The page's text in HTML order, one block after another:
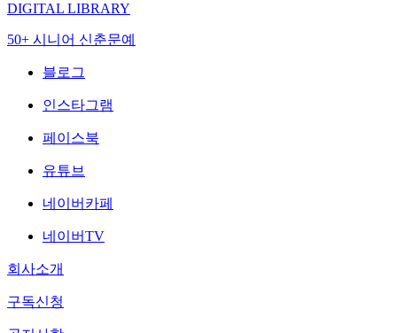
DIGITAL LIBRARY
50+ 시니어 신춘문예
블로그
인스타그램
페이스북
유튜브
네이버카페
네이버TV
회사소개
구독신청